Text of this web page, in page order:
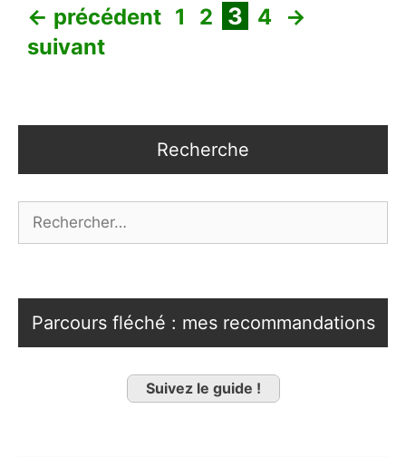
← précédent Page
1 Page
2 Page
3 Page
4
→
suivant
Recherche
Parcours fléché : mes recommandations
Suivez le guide !